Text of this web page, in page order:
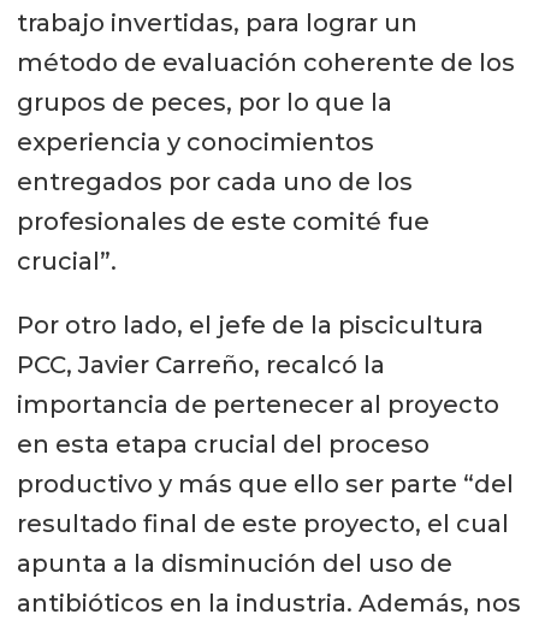
trabajo invertidas, para lograr un
método de evaluación coherente de los
grupos de peces, por lo que la
experiencia y conocimientos
entregados por cada uno de los
profesionales de este comité fue
crucial”.
Por otro lado, el jefe de la piscicultura
PCC, Javier Carreño, recalcó la
importancia de pertenecer al proyecto
en esta etapa crucial del proceso
productivo y más que ello ser parte “del
resultado final de este proyecto, el cual
apunta a la disminución del uso de
antibióticos en la industria. Además, nos